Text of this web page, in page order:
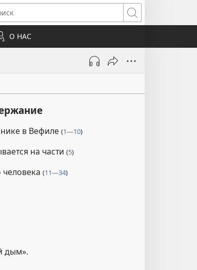
Поиск
О НАС
в Вефиле (1—10)
на части (5)
(11—34)
дым».